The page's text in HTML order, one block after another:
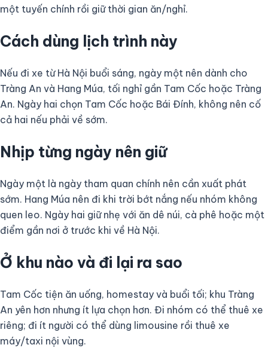
một tuyến chính rồi giữ thời gian ăn/nghỉ.
Cách dùng lịch trình này
Nếu đi xe từ Hà Nội buổi sáng, ngày một nên dành cho
Tràng An và Hang Múa, tối nghỉ gần Tam Cốc hoặc Tràng
An. Ngày hai chọn Tam Cốc hoặc Bái Đính, không nên cố
cả hai nếu phải về sớm.
Nhịp từng ngày nên giữ
Ngày một là ngày tham quan chính nên cần xuất phát
sớm. Hang Múa nên đi khi trời bớt nắng nếu nhóm không
quen leo. Ngày hai giữ nhẹ với ăn dê núi, cà phê hoặc một
điểm gần nơi ở trước khi về Hà Nội.
Ở khu nào và đi lại ra sao
Tam Cốc tiện ăn uống, homestay và buổi tối; khu Tràng
An yên hơn nhưng ít lựa chọn hơn. Đi nhóm có thể thuê xe
riêng; đi ít người có thể dùng limousine rồi thuê xe
máy/taxi nội vùng.